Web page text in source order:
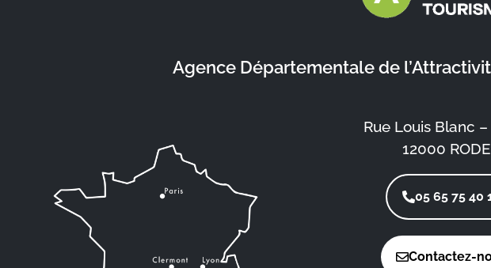
Agence Départementale de
Rue Louis Blanc –
12000
05 65 75 40
Contactez-